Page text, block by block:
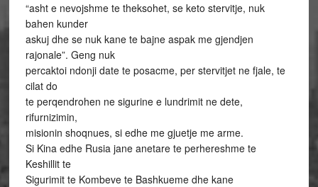
“asht e nevojshme te theksohet, se keto stervitje, nuk
bahen kunder
askuj dhe se nuk kane te bajne aspak me gjendjen
rajonale”. Geng nuk
percaktoi ndonji date te posacme, per stervitjet ne fjale, te
cilat do
te perqendrohen ne sigurine e lundrimit ne dete,
rifurnizimin,
misionin shoqnues, si edhe me gjuetje me arme.
Si Kina edhe Rusia jane anetare te perhereshme te
Keshillit te
Sigurimit te Kombeve te Bashkueme dhe kane